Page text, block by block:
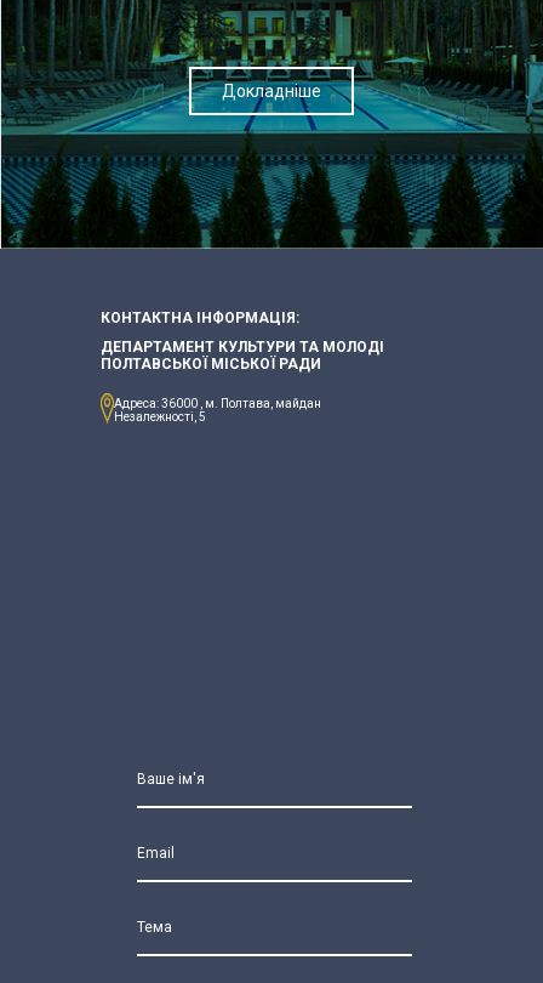
Докладніше
КОНТАКТНА ІНФОРМАЦІЯ:
ДЕПАРТАМЕНТ КУЛЬТУРИ ТА МОЛОДІ
ПОЛТАВСЬКОЇ МІСЬКОЇ РАДИ
Адреса: 36000 , м. Полтава, майдан
Незалежності, 5
Ваше ім'я
Email
Тема